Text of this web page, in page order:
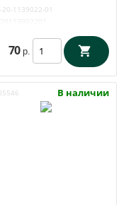
/ 3162-1139022
20-1139022-01
70 р.
В наличии